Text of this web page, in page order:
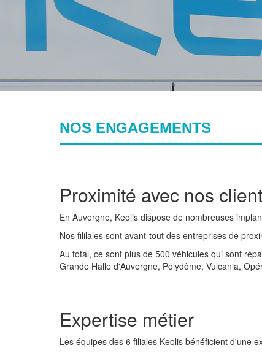
NOS ENGAGEMENTS
Proximité avec nos
En Auvergne, Keolis dispose de nombreuses
Nos fililales sont avant-tout des entreprises de
Au total, ce sont plus de 500 véhicules qui sont
Grande Halle d'Auvergne, Polydôme, Vulcania,
Expertise métier
Les équipes des 6 filiales Keolis bénéficient d'une